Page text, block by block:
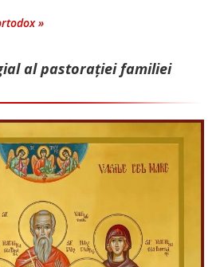
»
al pastorației familiei